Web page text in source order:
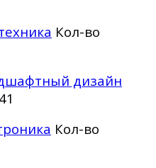
Кол-во
дизайн
Кол-во